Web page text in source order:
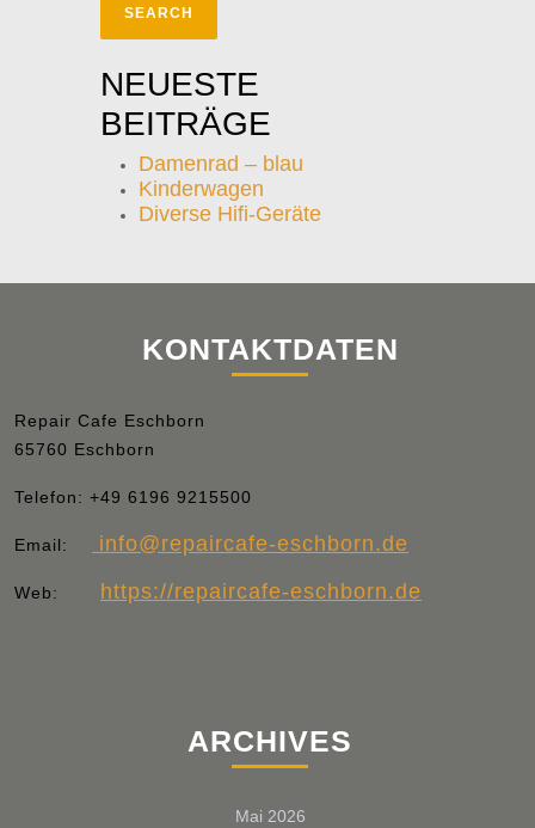
NEUESTE
BEITRÄGE
Damenrad – blau
Kinderwagen
Diverse Hifi-Geräte
KONTAKTDATEN
Repair Cafe Eschborn
65760 Eschborn
Telefon: +49 6196 9215500
Email: info@repaircafe-eschborn.de
Web: https://repaircafe-eschborn.de
ARCHIVES
Mai 2026